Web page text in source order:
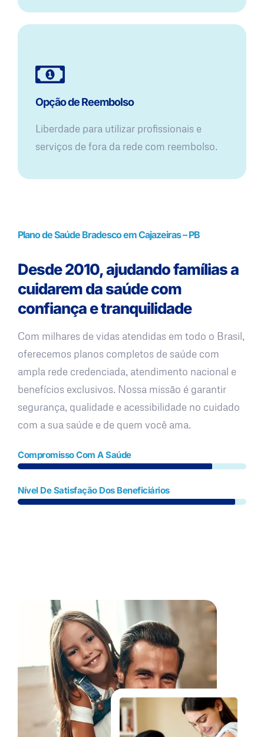
Opção de Reembolso
Liberdade para utilizar profissionais e
serviços de fora da rede com reembolso.
Plano de Saúde Bradesco em Cajazeiras – PB
Desde 2010, ajudando famílias a
cuidarem da saúde com
confiança e tranquilidade
Com milhares de vidas atendidas em todo o Brasil,
oferecemos planos completos de saúde com
ampla rede credenciada, atendimento nacional e
benefícios exclusivos. Nossa missão é garantir
segurança, qualidade e acessibilidade no cuidado
com a sua saúde e de quem você ama.
Compromisso Com A Saúde
Nível De Satisfação Dos Beneficiários